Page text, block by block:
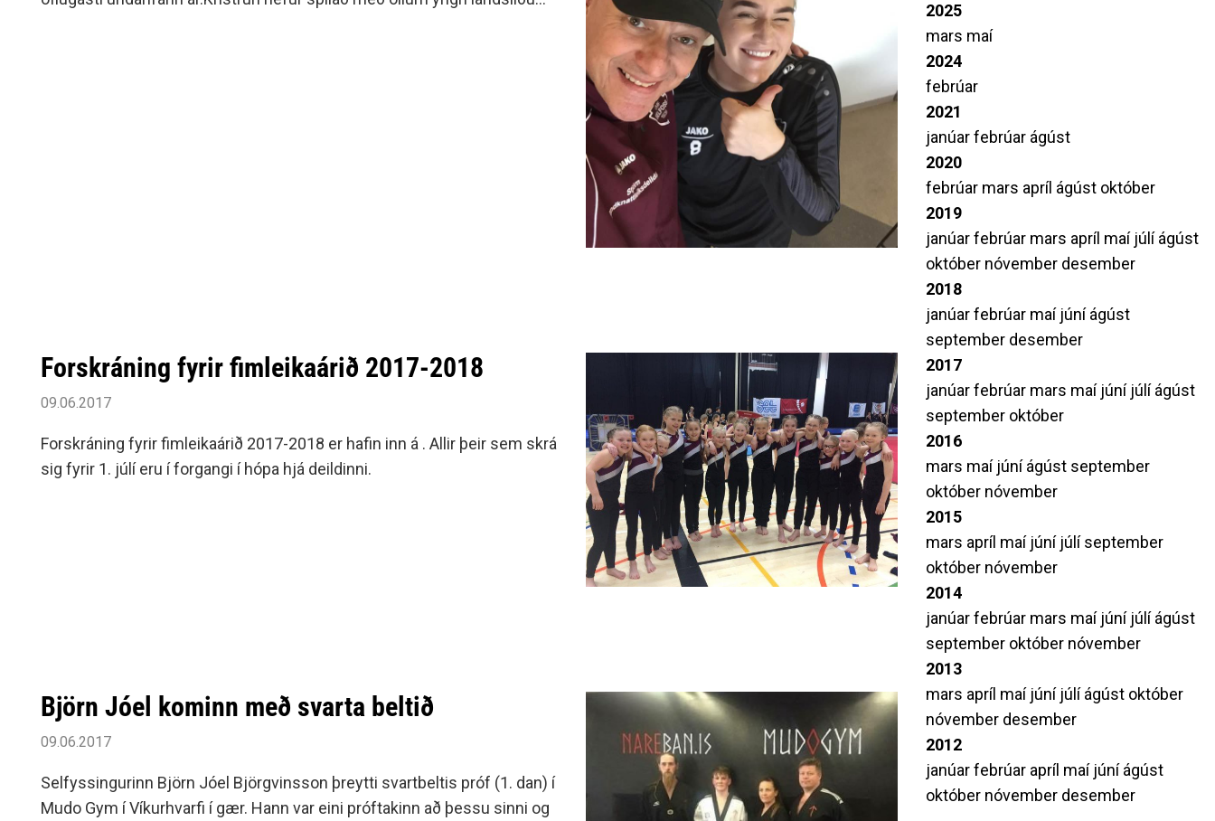
Siðareglur Umf. Selfoss
minjanefndar
Forskráning fyrir fimleikaárið 2017-2018
09.06.2017
Forskráning fyrir fimleikaárið 2017-2018 er hafin inn á . Allir þeir sem skrá
sig fyrir 1. júlí eru í forgangi í hópa hjá deildinni.
Björn Jóel kominn með svarta beltið
09.06.2017
Selfyssingurinn Björn Jóel Björgvinsson þreytti svartbeltis próf (1. dan) í
Mudo Gym í Víkurhvarfi í gær. Hann var eini próftakinn að þessu sinni og
2025
mars maí
2024
febrúar
2021
janúarfebrúar ágúst
2020
febrúar mars apríl ágúst október
2019
janúarfebrúar mars apríl maí júlíágúst
október nóvember desember
2018
janúarfebrúar maí júníágúst
september desember
2017
janúarfebrúar mars maí júní júlíágúst
september október
2016
mars maí júníágúst september
október nóvember
2015
mars apríl maí júní júlíseptember
október nóvember
2014
janúarfebrúar mars maí júní júlíágúst
september október nóvember
2013
mars apríl maí júní júlíágúst október
nóvember desember
2012
janúarfebrúar apríl maí júníágúst
október nóvember desember